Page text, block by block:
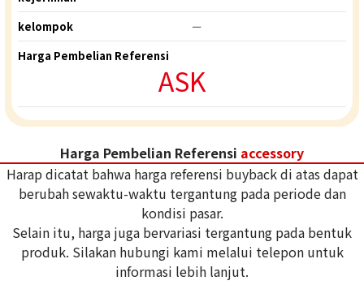
kelompok
ー
Harga Pembelian Referensi
ASK
Harga Pembelian Referensi accessory
Harap dicatat bahwa harga referensi buyback di atas dapat
berubah sewaktu-waktu tergantung pada periode dan
kondisi pasar.
Selain itu, harga juga bervariasi tergantung pada bentuk
produk. Silakan hubungi kami melalui telepon untuk
informasi lebih lanjut.